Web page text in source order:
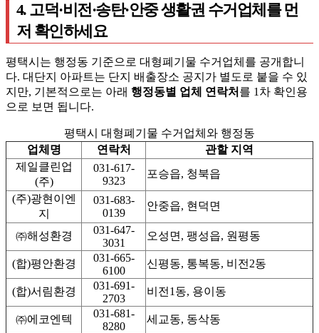
4. 고덕·비전·송탄·안중 생활권 수거업체를 먼
저 확인하세요
평택시는 행정동 기준으로 대형폐기물 수거업체를 공개합니
다. 대단지 아파트는 단지 배출장소 공지가 별도로 붙을 수 있
지만, 기본적으로는 아래 행정동별 업체 연락처 를 1차 확인용
으로 보면 됩니다.
평택시 대형폐기물 수거업체와 행정동
업체명
연락처
관할 지역
제일클린업
(주)
031-617-
9323
포승읍, 청북읍
(주)광현이엔
지
031-683-
0139
안중읍, 현덕면
㈜해성환경
031-647-
3031
오성면, 팽성읍, 원평동
(합)평안환경
031-665-
6100
신평동, 통복동, 비전2동
(합)서림환경
031-691-
2703
비전1동, 용이동
㈜에코엔텍
031-681-
8280
세교동, 동삭동